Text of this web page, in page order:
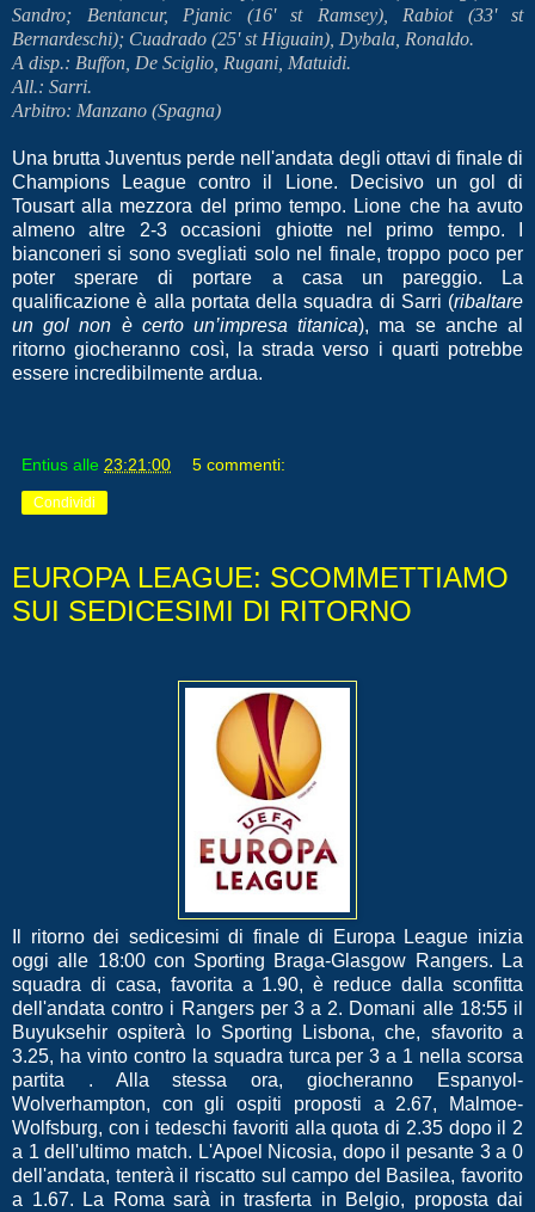
Sandro; Bentancur, Pjanic (16' st Ramsey), Rabiot (33' st
Bernardeschi); Cuadrado (25' st Higuain), Dybala, Ronaldo.
A disp.: Buffon, De Sciglio, Rugani, Matuidi.
All.: Sarri.
Arbitro: Manzano (Spagna)
Una brutta Juventus perde nell'andata degli ottavi di finale di
Champions League contro il Lione. Decisivo un gol di
Tousart alla mezzora del primo tempo. Lione che ha avuto
almeno altre 2-3 occasioni ghiotte nel primo tempo. I
bianconeri si sono svegliati solo nel finale, troppo poco per
poter sperare di portare a casa un pareggio. La
qualificazione è alla portata della squadra di Sarri (ribaltare
un gol non è certo un’impresa titanica), ma se anche al
ritorno giocheranno così, la strada verso i quarti potrebbe
essere incredibilmente ardua.
Entius alle 23:21:00 5 commenti:
Condividi
EUROPA LEAGUE: SCOMMETTIAMO
SUI SEDICESIMI DI RITORNO
Il ritorno dei sedicesimi di finale di Europa League inizia
oggi alle 18:00 con Sporting Braga-Glasgow Rangers. La
squadra di casa, favorita a 1.90, è reduce dalla sconfitta
dell'andata contro i Rangers per 3 a 2. Domani alle 18:55 il
Buyuksehir ospiterà lo Sporting Lisbona, che, sfavorito a
3.25, ha vinto contro la squadra turca per 3 a 1 nella scorsa
partita . Alla stessa ora, giocheranno Espanyol-
Wolverhampton, con gli ospiti proposti a 2.67, Malmoe-
Wolfsburg, con i tedeschi favoriti alla quota di 2.35 dopo il 2
a 1 dell'ultimo match. L'Apoel Nicosia, dopo il pesante 3 a 0
dell'andata, tenterà il riscatto sul campo del Basilea, favorito
a 1.67. La Roma sarà in trasferta in Belgio, proposta dai